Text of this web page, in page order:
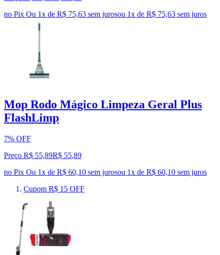
no Pix Ou 1x de R$ 75,63 sem jurosou 1x de R$ 75,63 sem juros
Mop Rodo Mágico Limpeza Geral Plus
FlashLimp
7% OFF
Preço R$ 55,89R$ 55,89
no Pix Ou 1x de R$ 60,10 sem jurosou 1x de R$ 60,10 sem juros
Cupom R$ 15 OFF